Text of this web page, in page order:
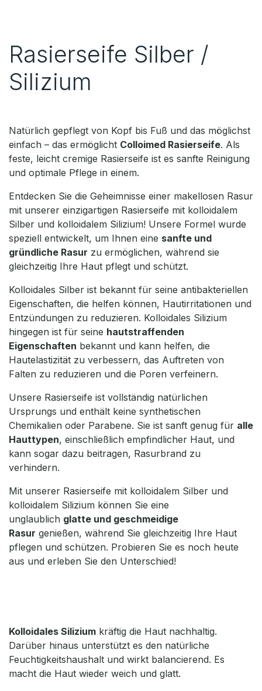
Rasierseife Silber /
Silizium
Natürlich gepflegt von Kopf bis Fuß und das möglichst
einfach – das ermöglicht Colloimed Rasierseife. Als
feste, leicht cremige Rasierseife ist es sanfte Reinigung
und optimale Pflege in einem.
Entdecken Sie die Geheimnisse einer makellosen Rasur
mit unserer einzigartigen Rasierseife mit kolloidalem
Silber und kolloidalem Silizium! Unsere Formel wurde
speziell entwickelt, um Ihnen eine sanfte und
gründliche Rasur zu ermöglichen, während sie
gleichzeitig Ihre Haut pflegt und schützt.
Kolloidales Silber ist bekannt für seine antibakteriellen
Eigenschaften, die helfen können, Hautirritationen und
Entzündungen zu reduzieren. Kolloidales Silizium
hingegen ist für seine hautstraffenden
Eigenschaften bekannt und kann helfen, die
Hautelastizität zu verbessern, das Auftreten von
Falten zu reduzieren und die Poren verfeinern.
Unsere Rasierseife ist vollständig natürlichen
Ursprungs und enthält keine synthetischen
Chemikalien oder Parabene. Sie ist sanft genug für alle
Hauttypen, einschließlich empfindlicher Haut, und
kann sogar dazu beitragen, Rasurbrand zu
verhindern.
Mit unserer Rasierseife mit kolloidalem Silber und
kolloidalem Silizium können Sie eine
unglaublich glatte und geschmeidige
Rasur genießen, während Sie gleichzeitig Ihre Haut
pflegen und schützen. Probieren Sie es noch heute
aus und erleben Sie den Unterschied!
Kolloidales Silizium kräftig die Haut nachhaltig.
Darüber hinaus unterstützt es den natürliche
Feuchtigkeitshaushalt und wirkt balancierend. Es
macht die Haut wieder weich und glatt.